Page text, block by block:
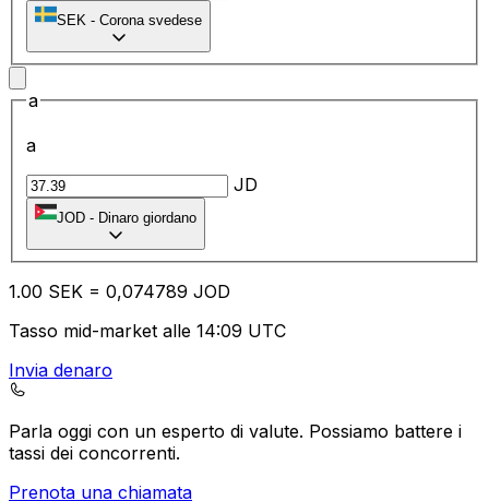
SEK - Corona svedese
a
a
JD
JOD - Dinaro giordano
1.00 SEK = 0,074789 JOD
Tasso mid-market alle 14:09 UTC
Invia denaro
Parla oggi con un esperto di valute. Possiamo battere i
tassi dei concorrenti.
Prenota una chiamata